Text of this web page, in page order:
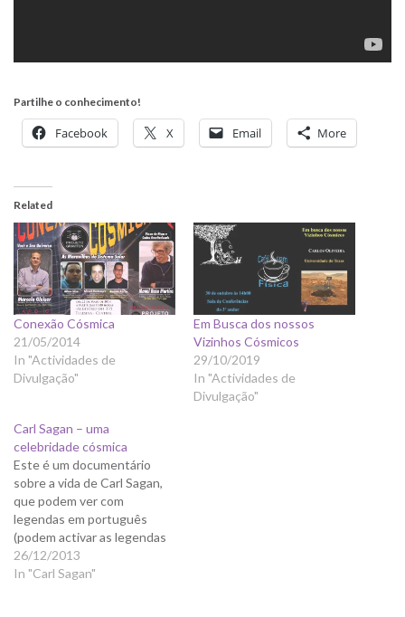
Partilhe o conhecimento!
Facebook X Email More
Related
Conexão Cósmica
21/05/2014
In "Actividades de
Divulgação"
Em Busca dos nossos
Vizinhos Cósmicos
29/10/2019
In "Actividades de
Divulgação"
Carl Sagan – uma
celebridade cósmica
Este é um documentário
sobre a vida de Carl Sagan,
que podem ver com
legendas em português
(podem activar as legendas
no icon respectivo).
26/12/2013
In "Carl Sagan"